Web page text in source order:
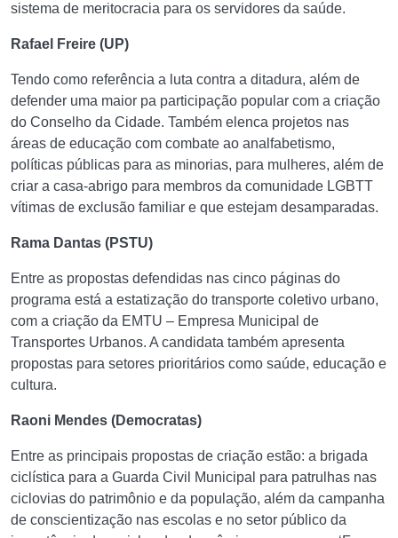
sistema de meritocracia para os servidores da saúde.
Rafael Freire (UP)
Tendo como referência a luta contra a ditadura, além de
defender uma maior pa participação popular com a criação
do Conselho da Cidade. Também elenca projetos nas
áreas de educação com combate ao analfabetismo,
políticas públicas para as minorias, para mulheres, além de
criar a casa-abrigo para membros da comunidade LGBTT
vítimas de exclusão familiar e que estejam desamparadas.
Rama Dantas (PSTU)
Entre as propostas defendidas nas cinco páginas do
programa está a estatização do transporte coletivo urbano,
com a criação da EMTU – Empresa Municipal de
Transportes Urbanos. A candidata também apresenta
propostas para setores prioritários como saúde, educação e
cultura.
Raoni Mendes (Democratas)
Entre as principais propostas de criação estão: a brigada
ciclística para a Guarda Civil Municipal para patrulhas nas
ciclovias do patrimônio e da população, além da campanha
de conscientização nas escolas e no setor público da